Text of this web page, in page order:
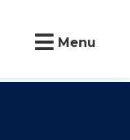
Menu